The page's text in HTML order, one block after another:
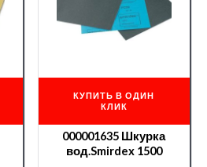
КУПИТЬ В ОДИН
КЛИК
000001635 Шкурка
вод.Smirdex 1500